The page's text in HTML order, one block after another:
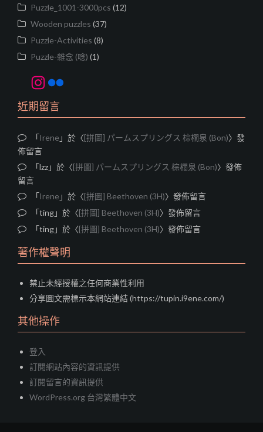
Puzzle_1001-3000pcs (12)
Wooden puzzles (37)
Puzzle-Activities (8)
Puzzle-雜念 (唸) (1)
Instagram
Flickr
近期留言
「Irene 」於〈[拼圖] パームスプリングス 棕櫚泉 (Bon)〉發
佈留言
「lzz 」於〈[拼圖] パームスプリングス 棕櫚泉 (Bon)〉發佈
留言
「Irene 」於〈[拼圖] Beethoven (3H)〉發佈留言
「ting 」於〈[拼圖] Beethoven (3H)〉發佈留言
「ting 」於〈[拼圖] Beethoven (3H)〉發佈留言
著作權聲明
禁止未經授權之任何商業性利用
分享圖文需標示本網站連結 (https://tupin.i9ene.com/)
其他操作
登入
訂閱網站內容的資訊提供
訂閱留言的資訊提供
WordPress.org 台灣繁體中文